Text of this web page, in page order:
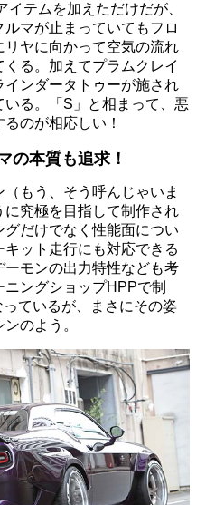
テムを加えただけだが、
マが止まっていてもフロ
ヤに向かって空気の流れ
る。加えてプラムクレイ
ンダータトゥーが施され
る。「S」と相まって、悪
のが相応しい！
の本質も追求！
もう、そう呼んじゃいま
に究極を目指して制作され
だけでなく性能面につい
ット走行にも対応できる
モンの出力特性なども考
ングショップHPPで制
ているが、まさにその姿
のよう。